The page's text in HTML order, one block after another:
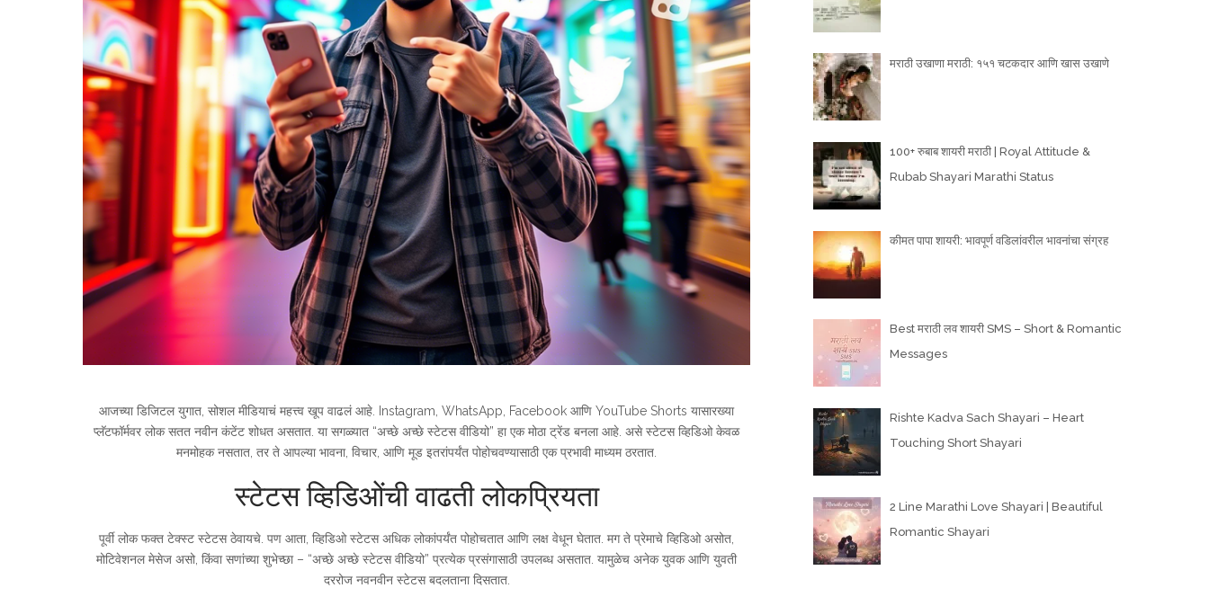
आजच्या डिजिटल युगात, सोशल मीडियाचं महत्त्व खूप वाढलं आहे. Instagram, WhatsApp, Facebook आणि YouTube Shorts यासारख्या
प्लॅटफॉर्मवर लोक सतत नवीन कंटेंट शोधत असतात. या सगळ्यात “अच्छे अच्छे स्टेटस वीडियो” हा एक मोठा ट्रेंड बनला आहे. असे स्टेटस व्हिडिओ केवळ
मनमोहक नसतात, तर ते आपल्या भावना, विचार, आणि मूड इतरांपर्यंत पोहोचवण्यासाठी एक प्रभावी माध्यम ठरतात.
स्टेटस व्हिडिओंची वाढती लोकप्रियता
पूर्वी लोक फक्त टेक्स्ट स्टेटस ठेवायचे. पण आता, व्हिडिओ स्टेटस अधिक लोकांपर्यंत पोहोचतात आणि लक्ष वेधून घेतात. मग ते प्रेमाचे व्हिडिओ असोत,
मोटिवेशनल मेसेज असो, किंवा सणांच्या शुभेच्छा – “अच्छे अच्छे स्टेटस वीडियो” प्रत्येक प्रसंगासाठी उपलब्ध असतात. यामुळेच अनेक युवक आणि युवती
दररोज नवनवीन स्टेटस बदलताना दिसतात.
मराठी उखाणा मराठी: १५१ चटकदार आणि खास उखाणे
100+ रुबाब शायरी मराठी | Royal Attitude &
Rubab Shayari Marathi Status
कीमत पापा शायरी: भावपूर्ण वडिलांवरील भावनांचा संग्रह
Best मराठी लव शायरी SMS – Short & Romantic
Messages
Rishte Kadva Sach Shayari – Heart
Touching Short Shayari
2 Line Marathi Love Shayari | Beautiful
Romantic Shayari